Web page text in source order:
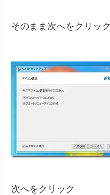
そのまま次へをクリック
次へをクリック